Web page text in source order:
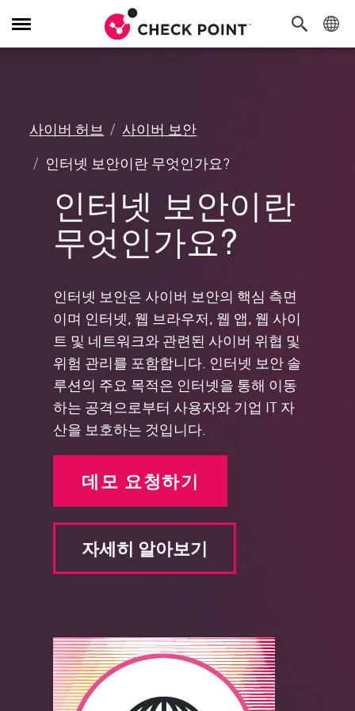
탐
색
사이버 허브
사이버 보안
인터넷 보안이란 무엇인가요?
인터넷 보안이란
무엇인가요?
인터넷 보안은 사이버 보안의 핵심 측면
이며 인터넷, 웹 브라우저, 웹 앱, 웹 사이
트 및 네트워크와 관련된 사이버 위협 및
위험 관리를 포함합니다. 인터넷 보안 솔
루션의 주요 목적은 인터넷을 통해 이동
하는 공격으로부터 사용자와 기업 IT 자
산을 보호하는 것입니다.
데모 요청하기
자세히 알아보기